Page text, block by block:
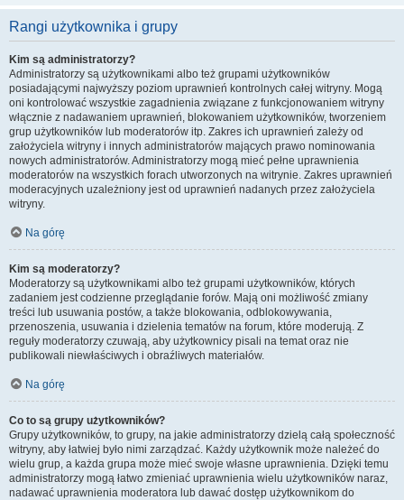
Rangi użytkownika i grupy
Kim są administratorzy?
Administratorzy są użytkownikami albo też grupami użytkowników
posiadającymi najwyższy poziom uprawnień kontrolnych całej witryny. Mogą
oni kontrolować wszystkie zagadnienia związane z funkcjonowaniem witryny
włącznie z nadawaniem uprawnień, blokowaniem użytkowników, tworzeniem
grup użytkowników lub moderatorów itp. Zakres ich uprawnień zależy od
założyciela witryny i innych administratorów mających prawo nominowania
nowych administratorów. Administratorzy mogą mieć pełne uprawnienia
moderatorów na wszystkich forach utworzonych na witrynie. Zakres uprawnień
moderacyjnych uzależniony jest od uprawnień nadanych przez założyciela
witryny.
Na górę
Kim są moderatorzy?
Moderatorzy są użytkownikami albo też grupami użytkowników, których
zadaniem jest codzienne przeglądanie forów. Mają oni możliwość zmiany
treści lub usuwania postów, a także blokowania, odblokowywania,
przenoszenia, usuwania i dzielenia tematów na forum, które moderują. Z
reguły moderatorzy czuwają, aby użytkownicy pisali na temat oraz nie
publikowali niewłaściwych i obraźliwych materiałów.
Na górę
Co to są grupy użytkowników?
Grupy użytkowników, to grupy, na jakie administratorzy dzielą całą społeczność
witryny, aby łatwiej było nimi zarządzać. Każdy użytkownik może należeć do
wielu grup, a każda grupa może mieć swoje własne uprawnienia. Dzięki temu
administratorzy mogą łatwo zmieniać uprawnienia wielu użytkowników naraz,
nadawać uprawnienia moderatora lub dawać dostęp użytkownikom do